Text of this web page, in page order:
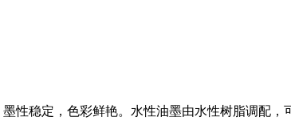
性稳定，色彩鲜艳。水性油墨由水性树脂调配